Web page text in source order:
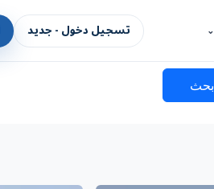
تسجيل دخول - جديد
بحث